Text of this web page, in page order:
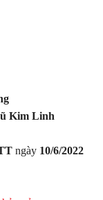
Kim Linh
ngày 10/6/2022